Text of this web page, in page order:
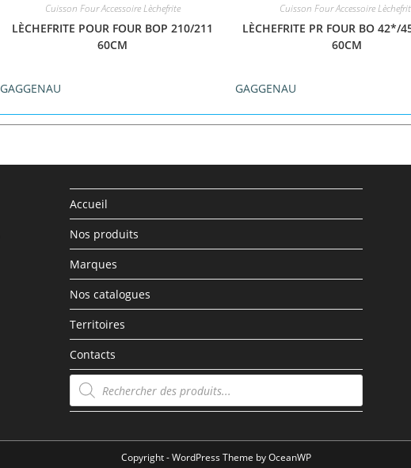
Cuisson Four Accessoire Lèchefrite
LÈCHEFRITE POUR FOUR BOP 210/211
60CM
GAGGENAU
Cuisson Four Accessoire
LÈCHEFRITE PR FOUR BO 42*/
60CM
GAGGENAU
Accueil
Nos produits
Marques
Nos catalogues
Territoires
Contacts
Recherche
de
produits
Copyright - WordPress Theme by OceanWP